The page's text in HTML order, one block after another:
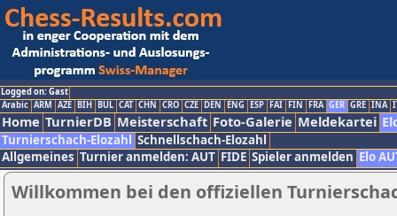
Logged on: Gast
Arabic ARM AZE BIH BUL CAT CHN CRO CZE DEN ENG ESP FAI FIN FRA GER GRE INA
Home TurnierDB Meisterschaft Foto-Galerie Meldekartei
Turnierschach-Elozahl Schnellschach-Elozahl
Allgemeines Turnier anmelden: AUT FIDE Spieler anmelden Elo
Willkommen bei den offiziellen